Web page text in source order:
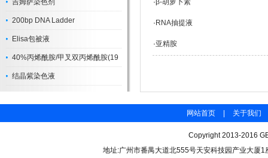
吉姆萨染色剂
200bp DNA Ladder
Elisa包被液
40%丙烯酰胺/甲叉双丙烯酰胺(19
结晶紫染色液
·β-胡萝卜素
· RNA抽提液
·亚精胺
网站首页 关于我们
Copyright 2013-2016
地址:广州市番禺大道北555号天安科技园产业大厦